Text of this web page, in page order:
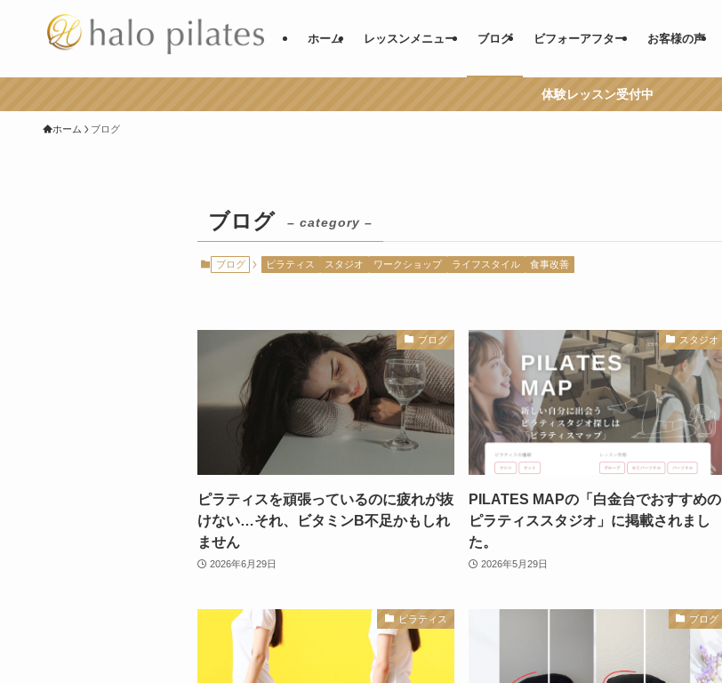
ホーム レッスンメニュー ブログ ビフォーアフター お客様の声
体験レッスン受付中
ホーム ブログ
ブログ – category –
ブログ ピラティス スタジオ ワークショップ ライフスタイル 食事改善
ブログ
ピラティスを頑張っているのに疲れが抜
けない…それ、ビタミンB不足かもしれ
ません
2026年6月29日
スタジオ
PILATES MAPの「白金台でおすすめの
ピラティススタジオ」に掲載されまし
た。
2026年5月29日
ピラティス ブログ